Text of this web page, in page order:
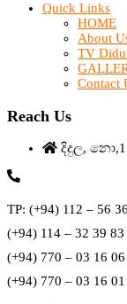
Quick Links
HOME
About
TV
Contact
Reach Us
දිදුල,
TP: (+94) 112 – 56
(+94) 114 – 32 39 83
(+94) 770 – 03 16 06
(+94) 770 – 03 16 01